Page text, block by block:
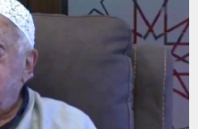
hükümlü...